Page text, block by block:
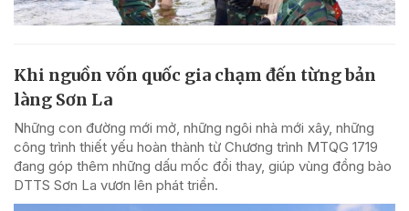
Khi nguồn vốn quốc gia chạm đến từng bản
làng Sơn La
Những con đường mới mở, những ngôi nhà mới xây, những
công trình thiết yếu hoàn thành từ Chương trình MTQG 1719
đang góp thêm những dấu mốc đổi thay, giúp vùng đồng bào
DTTS Sơn La vươn lên phát triển.